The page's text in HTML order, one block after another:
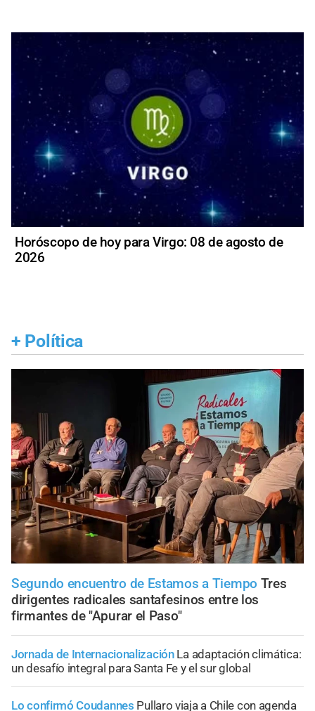
Horóscopo de hoy para Virgo: 08 de agosto de
2026
+ Política
Segundo encuentro de Estamos a Tiempo Tres
dirigentes radicales santafesinos entre los
firmantes de "Apurar el Paso"
Jornada de Internacionalización La adaptación climática:
un desafío integral para Santa Fe y el sur global
Lo confirmó Coudannes Pullaro viaja a Chile con agenda